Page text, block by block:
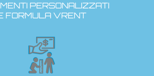
PERSONALIZZATI
FORMULA VRENT